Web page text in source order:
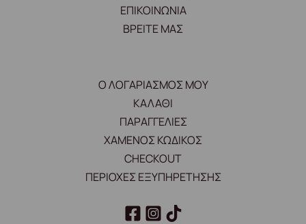
ΕΠΙΚΟΙΝΩΝΙΑ
ΒΡΕΙΤΕ ΜΑΣ
Ο ΛΟΓΑΡΙΑΣΜΟΣ ΜΟΥ
ΚΑΛΑΘΙ
ΠΑΡΑΓΓΕΛΙΕΣ
ΧΑΜΕΝΟΣ ΚΩΔΙΚΟΣ
CHECKOUT
ΠΕΡΙΟΧΕΣ ΕΞΥΠΗΡΕΤΗΣΗΣ